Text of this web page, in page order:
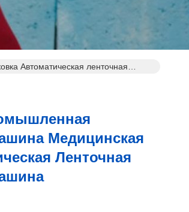
Автоматическая ленточная
Медицинская
Ленточная